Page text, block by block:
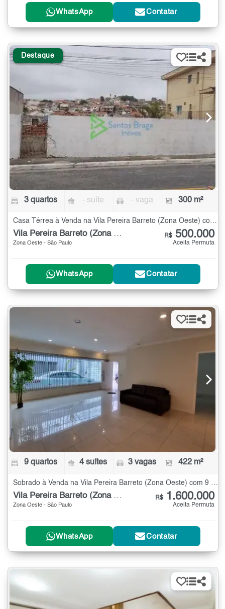
WhatsApp Contatar
Destaque
3 quartos - suíte - vaga 300 m²
Vila Pereira Barreto (Zona Oeste)
Zona Oeste - São Paulo
R$ 500.000
Aceita Permuta
WhatsApp Contatar
9 quartos 4 suítes 3 vagas 422 m²
Vila Pereira Barreto (Zona Oeste)
Zona Oeste - São Paulo
R$ 1.600.000
Aceita Permuta
WhatsApp Contatar